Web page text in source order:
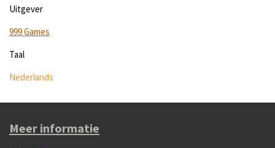
Uitgever
999 Games
Taal
Nederlands
Meer informatie